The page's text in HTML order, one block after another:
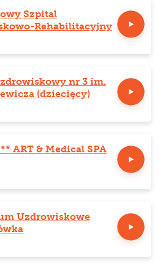
Szpital
Rehabilitacyjny
nr 3 im.
(dziecięcy)
ART & Medical SPA
Uzdrowiskowe